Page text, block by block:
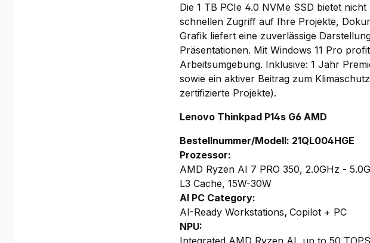
Die1 TB PCIe 4.0 NVMe SSD bietet
schnellen Zugriff auf Ihre Projekte,
Grafik liefert eine zuverlässige
Präsentationen. MitWindows 11 Pro
Arbeitsumgebung. Inklusive:1 Jahr
sowie ein aktiver Beitrag zum
zertifizierte Projekte).
Lenovo Thinkpad P14s G6 AMD
Bestellnummer/Modell: 21QL004HGE
Prozessor:
AMD Ryzen AI 7 PRO 350, 2.0GHz -
L3 Cache, 15W-30W
AI PC Category:
AI-Ready Workstations,Copilot + PC
NPU:
Integrated AMD Ryzen AI, up to 50 TOPS